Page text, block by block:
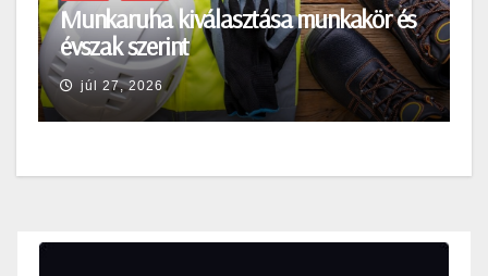
Munkaruha kiválasztása munkakör és
évszak szerint
júl 27, 2026